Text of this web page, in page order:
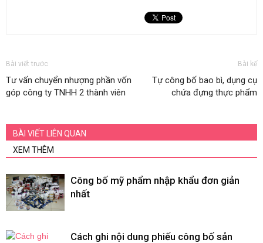
Bài viết trước
Tư vấn chuyển nhượng phần vốn
góp công ty TNHH 2 thành viên
Bài kế
Tự công bố bao bì, dụng cụ
chứa đựng thực phẩm
BÀI VIẾT LIÊN QUAN
XEM THÊM
Công bố mỹ phẩm nhập khẩu đơn giản
nhất
Cách ghi nội dung phiếu công bố sản